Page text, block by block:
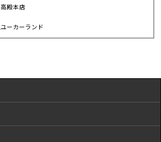
殿本店
ーカーランド